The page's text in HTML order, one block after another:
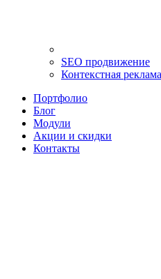
SEO продвижение
Контекстная реклама
Портфолио
Блог
Модули
Акции и скидки
Контакты